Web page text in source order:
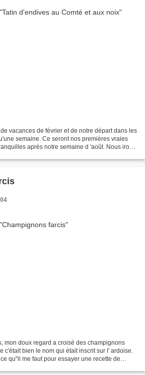
vacances de février et de notre départ dans les
semaine. Ce seront nos premières vraies
après notre semaine d 'août. Nous irons
mon doux regard a croisé des champignons
c'était bien le nom qui était inscrit sur l' ardoise.
qu"il me faut pour essayer une recette de